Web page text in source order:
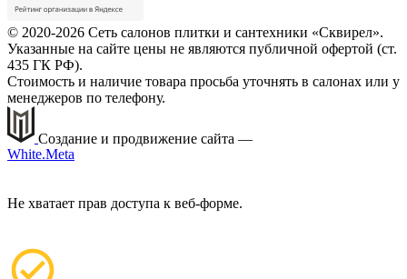
© 2020-2026 Сеть салонов плитки и сантехники «Сквирел».
Указанные на сайте цены не являются публичной офертой (ст.
435 ГК РФ).
Стоимость и наличие товара просьба уточнять в салонах или у
менеджеров по телефону.
Создание и продвижение сайта —
White.Meta
Не хватает прав доступа к веб-форме.